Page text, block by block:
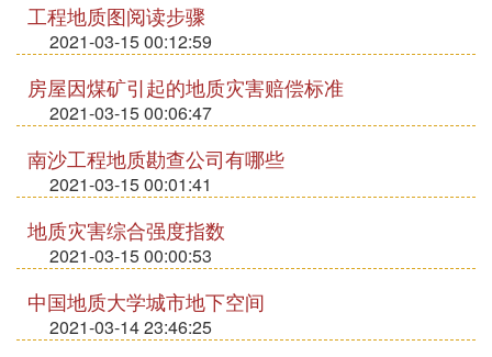
工程地质图阅读步骤
2021-03-15 00:12:59
房屋因煤矿引起的地质灾害赔偿标准
2021-03-15 00:06:47
南沙工程地质勘查公司有哪些
2021-03-15 00:01:41
地质灾害综合强度指数
2021-03-15 00:00:53
中国地质大学城市地下空间
2021-03-14 23:46:25